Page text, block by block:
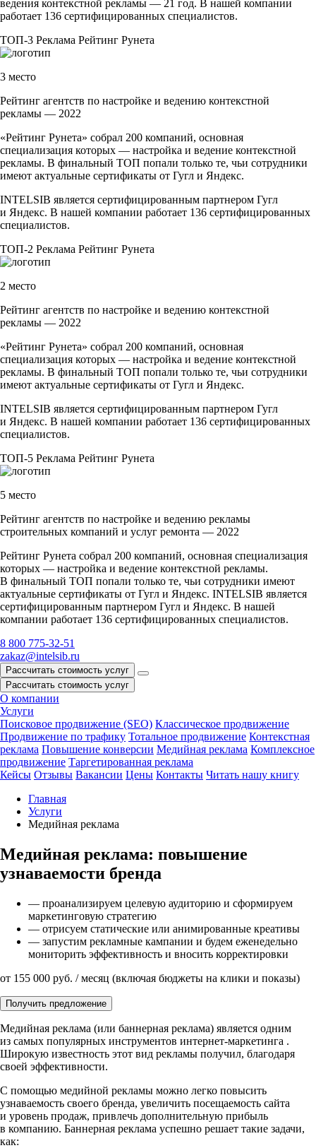
ведения контекстной рекламы — 21 год. В нашей компании
работает 136 сертифицированных специалистов.
ТОП-3 Реклама Рейтинг Рунета
3 место
Рейтинг агентств по настройке и ведению контекстной
рекламы — 2022
«Рейтинг Рунета» собрал 200 компаний, основная
специализация которых — настройка и ведение контекстной
рекламы. В финальный ТОП попали только те, чьи сотрудники
имеют актуальные сертификаты от Гугл и Яндекс.
INTELSIB является сертифицированным партнером Гугл
и Яндекс. В нашей компании работает 136 сертифицированных
специалистов.
ТОП-2 Реклама Рейтинг Рунета
2 место
Рейтинг агентств по настройке и ведению контекстной
рекламы — 2022
«Рейтинг Рунета» собрал 200 компаний, основная
специализация которых — настройка и ведение контекстной
рекламы. В финальный ТОП попали только те, чьи сотрудники
имеют актуальные сертификаты от Гугл и Яндекс.
INTELSIB является сертифицированным партнером Гугл
и Яндекс. В нашей компании работает 136 сертифицированных
специалистов.
ТОП-5 Реклама Рейтинг Рунета
5 место
Рейтинг агентств по настройке и ведению рекламы
строительных компаний и услуг ремонта — 2022
Рейтинг Рунета собрал 200 компаний, основная специализация
которых — настройка и ведение контекстной рекламы.
В финальный ТОП попали только те, чьи сотрудники имеют
актуальные сертификаты от Гугл и Яндекс. INTELSIB является
сертифицированным партнером Гугл и Яндекс. В нашей
компании работает 136 сертифицированных специалистов.
8 800 775-32-51
zakaz@intelsib.ru
Рассчитать стоимость услуг
Рассчитать стоимость услуг
О компании
Услуги
Поисковое продвижение (SEO) Классическое продвижение
Продвижение по трафику Тотальное продвижение Контекстная
реклама Повышение конверсии Медийная реклама Комплексное
продвижение Таргетированная реклама
Кейсы Отзывы Вакансии Цены Контакты Читать нашу книгу
Главная
Услуги
Медийная реклама
Медийная реклама: повышение
узнаваемости бренда
— проанализируем целевую аудиторию и сформируем
маркетинговую стратегию
— отрисуем статические или анимированные креативы
— запустим рекламные кампании и будем еженедельно
мониторить эффективность и вносить корректировки
от 155 000 руб. / месяц (включая бюджеты на клики и показы)
Получить предложение
Медийная реклама (или баннерная реклама) является одним
из самых популярных инструментов интернет-маркетинга .
Широкую известность этот вид рекламы получил, благодаря
своей эффективности.
С помощью медийной рекламы можно легко повысить
узнаваемость своего бренда, увеличить посещаемость сайта
и уровень продаж, привлечь дополнительную прибыль
в компанию. Баннерная реклама успешно решает такие задачи,
как: